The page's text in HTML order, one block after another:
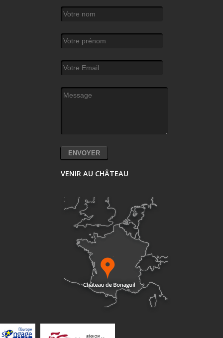
Votre nom
Votre prénom
Votre Email
Message
VENIR AU CHÂTEAU